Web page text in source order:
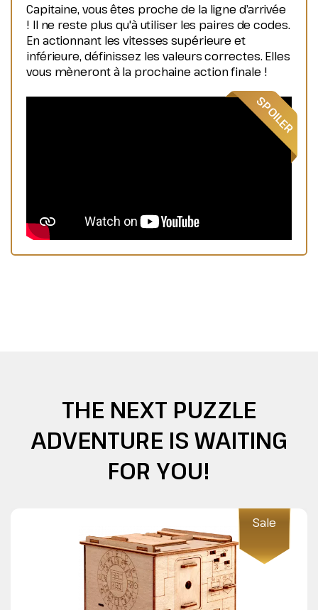
Capitaine, vous êtes proche de la ligne d’arrivée
! Il ne reste plus qu'à utiliser les paires de codes.
En actionnant les vitesses supérieure et
inférieure, définissez les valeurs correctes. Elles
vous mèneront à la prochaine action finale !
THE NEXT PUZZLE
ADVENTURE IS WAITING
FOR YOU!
Sale